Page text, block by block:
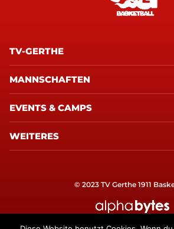
TV-GERTHE
MANNSCHAFTEN
EVENTS & CAMPS
WEITERES
© 2023 TV Gerthe 1911